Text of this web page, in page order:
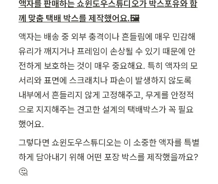
액자를 판매하는 쇼윈도우스튜디오가 박스포유와 함
께 맞춤 택배 박스를 제작했어요.🖼️
액자는 배송 중 외부 충격이나 흔들림에 매우 민감해
유리가 깨지거나 프레임이 손상될 수 있기 때문에 안
전하게 보호하는 것이 매우 중요해요. 특히 액자의 모
서리와 표면에 스크래치나 파손이 발생하지 않도록
내부에서 흔들리지 않게 고정해주고, 무게를 안정적
으로 지지해주는 견고한 설계의 택배박스가 꼭 필요
했어요.
그렇다면 쇼윈도우스튜디오는 이 소중한 액자를 특별
하게 담아내기 위해 어떤 포장 박스를 제작했을까요?
🤔